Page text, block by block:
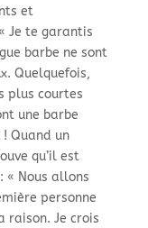
et
Je te garantis
barbe ne sont
Quelquefois,
plus courtes
une barbe
Quand un
qu’il est
« Nous allons
personne
raison. Je crois